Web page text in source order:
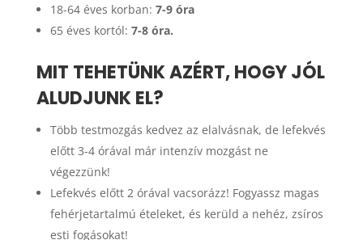
18-64 éves korban: 7-9 óra
65 éves kortól: 7-8 óra.
MIT TEHETÜNK AZÉRT, HOGY JÓL
ALUDJUNK EL?
Több testmozgás kedvez az elalvásnak, de lefekvés
előtt 3-4 órával már intenzív mozgást ne
végezzünk!
Lefekvés előtt 2 órával vacsorázz! Fogyassz magas
fehérjetartalmú ételeket, és kerüld a nehéz, zsíros
esti fogásokat!